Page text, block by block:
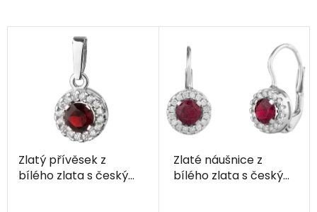
Zlatý přívěsek z
bílého zlata s českým
Zlaté náušnice z
bílého zlata s českým